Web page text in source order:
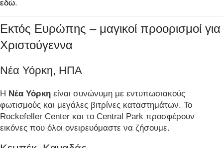
εδώ.
Εκτός Ευρώπης – μαγικοί προορισμοί για
Χριστούγεννα
Νέα Υόρκη, ΗΠΑ
Η Νέα Υόρκη είναι συνώνυμη με εντυπωσιακούς
φωτισμούς και μεγάλες βιτρίνες καταστημάτων. Το
Rockefeller Center και το Central Park προσφέρουν
εικόνες που όλοι ονειρευόμαστε να ζήσουμε.